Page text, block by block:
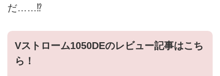
だ……⁉︎
Vストローム1050DEのレビュー記事はこち
ら！